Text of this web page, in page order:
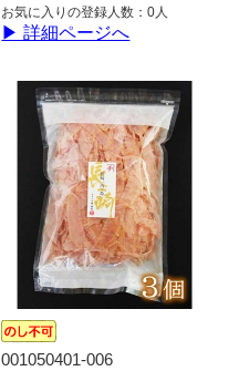
お気に入りの登録人数：0人
▶ 詳細ページへ
001050401-006